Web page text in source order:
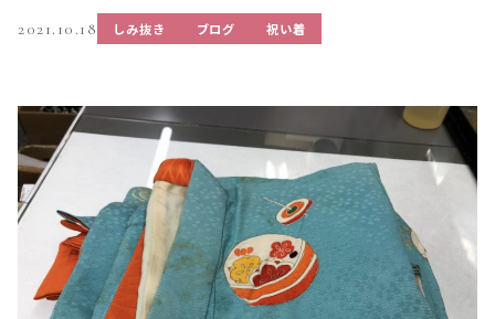
2021.10.18 しみ抜き ブログ 祝い着